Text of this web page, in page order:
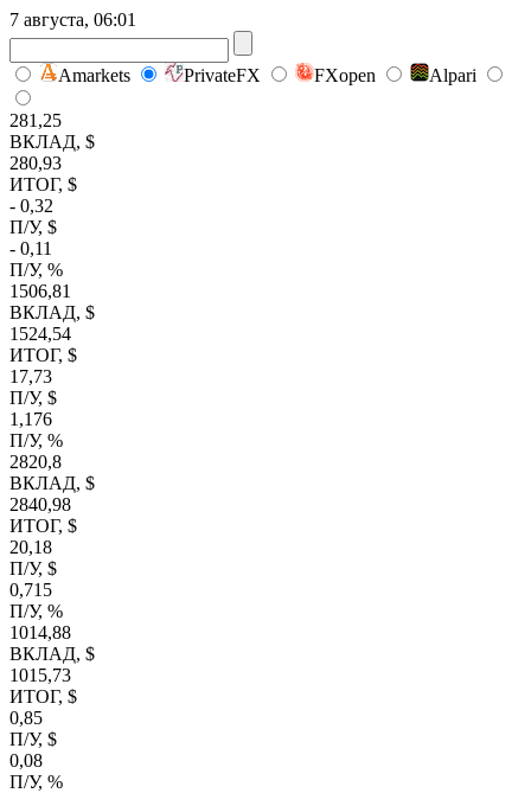
7 августа, 06:01
Amarkets PrivateFX FXopen Alpari
281,25
ВКЛАД, $
280,93
ИТОГ, $
- 0,32
П/У, $
- 0,11
П/У, %
1506,81
ВКЛАД, $
1524,54
ИТОГ, $
17,73
П/У, $
1,176
П/У, %
2820,8
ВКЛАД, $
2840,98
ИТОГ, $
20,18
П/У, $
0,715
П/У, %
1014,88
ВКЛАД, $
1015,73
ИТОГ, $
0,85
П/У, $
0,08
П/У, %